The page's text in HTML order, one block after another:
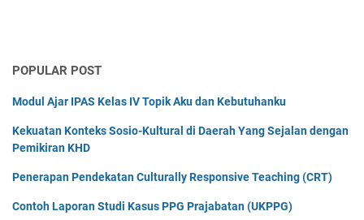
POPULAR POST
Modul Ajar IPAS Kelas IV Topik Aku dan Kebutuhanku
Kekuatan Konteks Sosio-Kultural di Daerah Yang Sejalan dengan
Pemikiran KHD
Penerapan Pendekatan Culturally Responsive Teaching (CRT)
Contoh Laporan Studi Kasus PPG Prajabatan (UKPPG)